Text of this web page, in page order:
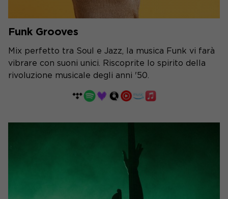
Funk Grooves
Mix perfetto tra Soul e Jazz, la musica Funk vi farà
vibrare con suoni unici. Riscoprite lo spirito della
rivoluzione musicale degli anni '50.